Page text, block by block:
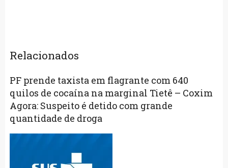
Relacionados
PF prende taxista em flagrante com 640
quilos de cocaína na marginal Tietê – Coxim
Agora: Suspeito é detido com grande
quantidade de droga